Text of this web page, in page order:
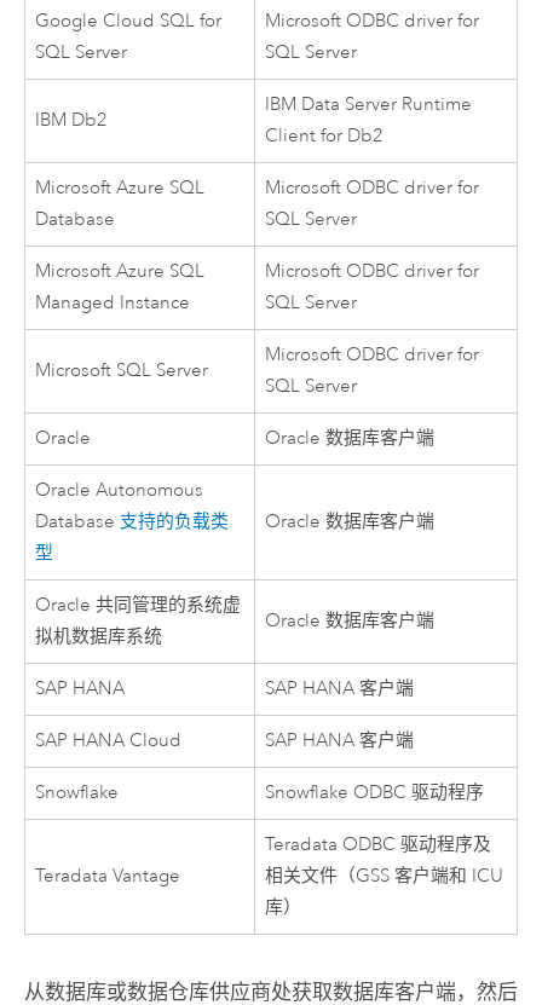
Google Cloud SQL for
SQL Server
Microsoft ODBC driver for
SQL Server
IBM Db2
IBM Data Server Runtime
Client for Db2
Microsoft Azure SQL
Database
Microsoft ODBC driver for
SQL Server
Microsoft Azure SQL
Managed Instance
Microsoft ODBC driver for
SQL Server
Microsoft SQL Server
Microsoft ODBC driver for
SQL Server
Oracle Oracle 数据库客户端
Oracle Autonomous
Database 支持的负载类
型
Oracle 数据库客户端
Oracle 共同管理的系统虚
拟机数据库系统
Oracle 数据库客户端
SAP HANA SAP HANA 客户端
SAP HANA Cloud SAP HANA 客户端
Snowflake Snowflake ODBC 驱动程序
Teradata Vantage
Teradata ODBC 驱动程序及
相关文件（GSS 客户端和 ICU
库）
从数据库或数据仓库供应商处获取数据库客户端，然后